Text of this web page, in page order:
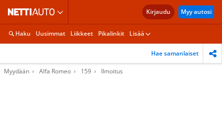
Kirjaudu Myy autosi
Haku Uusimmat Liikkeet Pikalinkit Lisää
Hae samanlaiset
Myydään Alfa Romeo 159 Ilmoitus